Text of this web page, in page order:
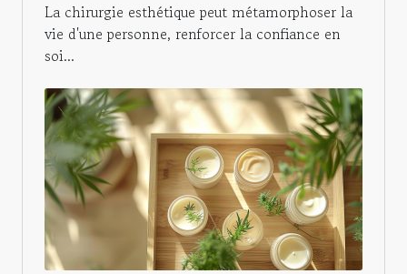
La chirurgie esthétique peut métamorphoser la
vie d'une personne, renforcer la confiance en
soi...